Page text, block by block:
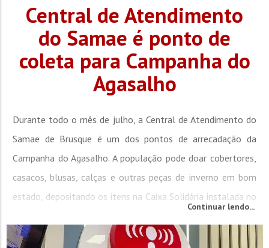
Central de Atendimento
do Samae é ponto de
coleta para Campanha do
Agasalho
Durante todo o mês de julho, a Central de Atendimento do
Samae de Brusque é um dos pontos de arrecadação da
Campanha do Agasalho. A população pode doar cobertores,
casacos, blusas, calças e outras peças de inverno em bom
estado, depositando os itens na Caixa Solidária instalada no
convite para que a comunidade participe da ação....
Continuar lendo...